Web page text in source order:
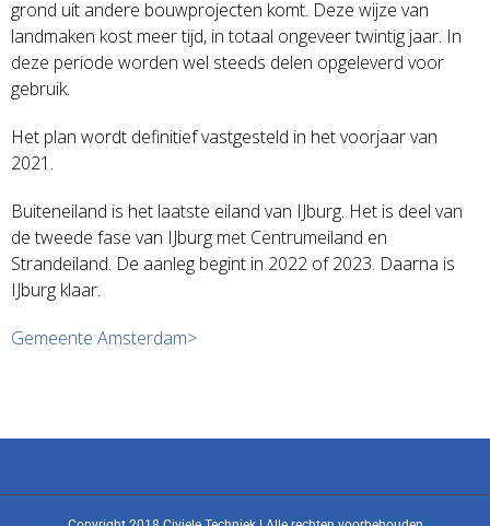
grond uit andere bouwprojecten komt. Deze wijze van
landmaken kost meer tijd, in totaal ongeveer twintig jaar. In
deze periode worden wel steeds delen opgeleverd voor
gebruik.
Het plan wordt definitief vastgesteld in het voorjaar van
2021.
Buiteneiland is het laatste eiland van IJburg. Het is deel van
de tweede fase van IJburg met Centrumeiland en
Strandeiland. De aanleg begint in 2022 of 2023. Daarna is
IJburg klaar.
Gemeente Amsterdam>